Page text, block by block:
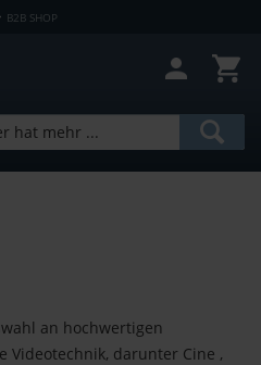
B2B SHOP
an hochwertigen
Videotechnik, darunter Cine ,